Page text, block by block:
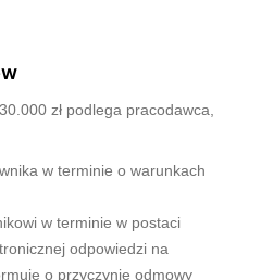
zł podlega pracodawca,
w terminie o warunkach
w terminie w postaci
odpowiedzi na
o przyczynie odmowy